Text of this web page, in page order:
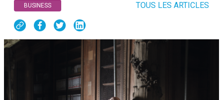
BUSINESS TOUS LES ARTICLES